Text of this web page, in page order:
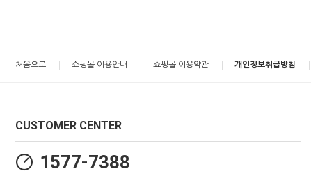
처음으로 쇼핑몰 이용안내 쇼핑몰 이용약관 개인정보취급방침
CUSTOMER CENTER
1577-7388